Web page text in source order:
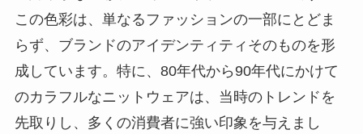
この色彩は、単なるファッションの一部にとどま
らず、ブランドのアイデンティティそのものを形
成しています。特に、80年代から90年代にかけて
のカラフルなニットウェアは、当時のトレンドを
先取りし、多くの消費者に強い印象を与えまし